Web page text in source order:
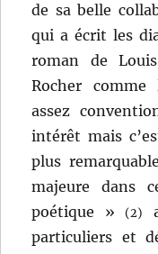
de sa belle
qui a écrit les
roman de
Rocher comme
assez
intérêt mais
plus
majeure dans
poétique »(2)
particuliers et